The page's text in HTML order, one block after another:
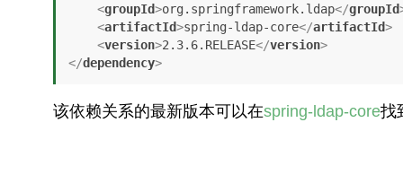
<groupId>org.springframework.ldap</groupId
<artifactId>spring-ldap-core</artifactId>
<version>2.3.6.RELEASE</version>
</dependency>
该依赖关系的最新版本可以在spring-ldap-core找